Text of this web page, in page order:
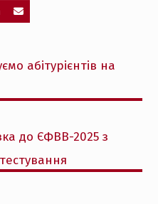
абітурієнтів на
до ЄФВВ-2025 з